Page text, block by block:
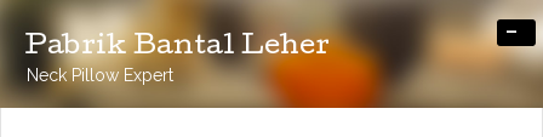
Pabrik Bantal Leher
Neck Pillow Expert
-